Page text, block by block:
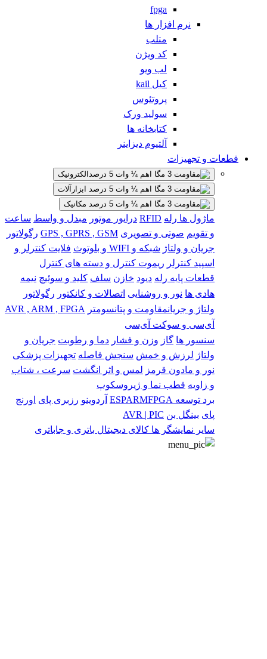
fpga
نرم افزار ها
متلب
کد ویژن
لب ویو
کیل kail
پروتئوس
سولید ورک
کتابخانه ها
آلتیوم دیزاینر
قطعات و تجهیزات
الکترونیک
ابزارآلات
مکانیک
ماژول ها رله RFID درایور موتور مبدل و واسط ساعت
و تقویم صوتی و تصویری GPS , GPRS , GSM رگولاتور
جریان و ولتاژ شبکه و WIFI و بلوتوث
فلایت کنترلر و
اسپید کنترلر ریموت کنترل و دسته های کنترل
قطعات پایه رله دیود خازن سلف کلید و سوئیچ نیمه
هادی ها نور و روشنایی اتصالات و کانکتور رگولاتور
ولتاژ و جریانمقاومت و پتانسومتر
AVR , ARM , FPGA
آی‌سی و سوکت آی‌سی
سنسور ها گاز وزن و فشار دما و رطوبت جریان و
ولتاژ لرزش و خمش سنجش فاصله تجهیزات پزشکی
نور و مادون قرمز لمس و اثر انگشت سرعت ، شتاب
و زاویه قطب نما و ژیروسکوپ
برد توسعه
ESPARMFPGA آردوینو رزبری پای اورنج
پای بینگل بن AVR | PIC
سایر نمایشگر ها کالای دیجیتال باتری و جاباتری